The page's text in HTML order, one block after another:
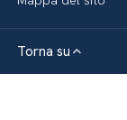
Torna su